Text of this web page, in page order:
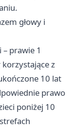
głowy i
prawie 1
z
10 lat
prawo
poniżej 10